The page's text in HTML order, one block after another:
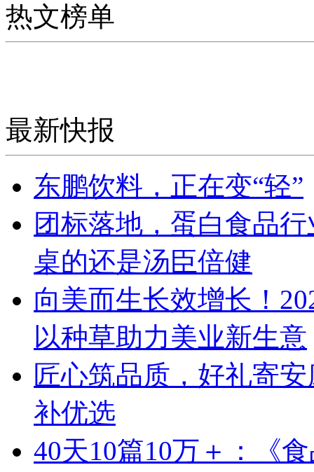
热文榜单
最新快报
东鹏饮料，正在变“轻”
团标落地，蛋白食品
桌的还是汤臣倍健
向美而生长效增长！
以种草助力美业新生意
匠心筑品质，好礼寄
补优选
40天10篇10万＋：《